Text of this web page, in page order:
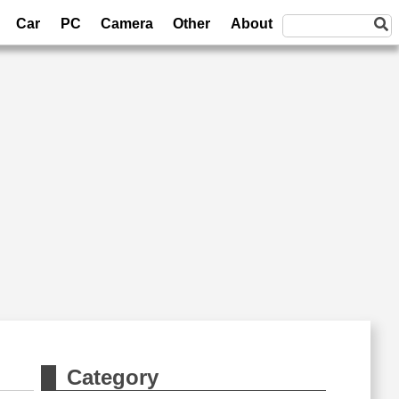
Car PC Camera Other About
Category